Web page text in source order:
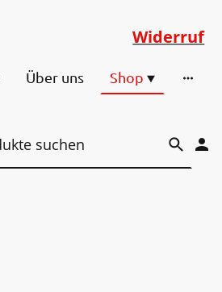
Widerruf
Über uns Shop